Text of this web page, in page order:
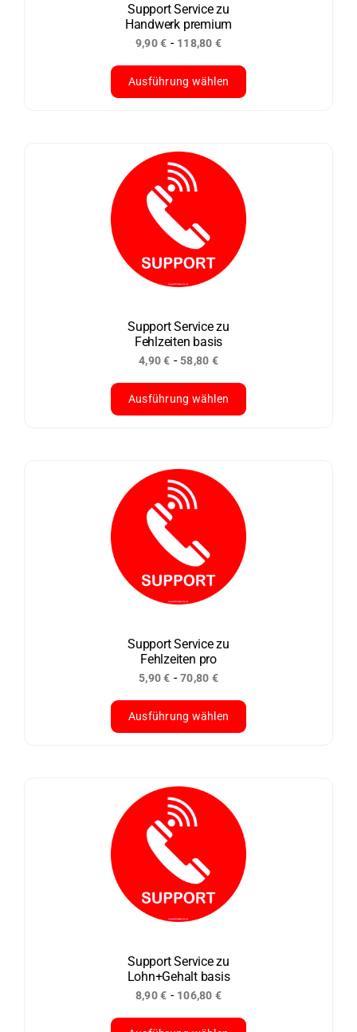
Produktseite
gewählt
werden
Support Service zu
Handwerk premium
9,90€ - 118,80 €
Ausführung wählen
mehrere
Varianten
auf.
Die
Optionen
können
Produktseite
gewählt
werden
Support Service zu
Fehlzeiten basis
4,90€ -58,80 €
Ausführung wählen
mehrere
Varianten
auf.
Die
Optionen
können
Produktseite
gewählt
werden
Support Service zu
Fehlzeiten pro
5,90€ -70,80 €
Ausführung wählen
mehrere
Varianten
auf.
Die
Optionen
können
Produktseite
gewählt
werden
Support Service zu
Lohn+Gehalt basis
8,90€ - 106,80 €